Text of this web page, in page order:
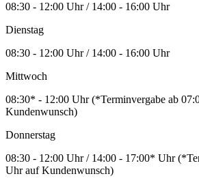
08:30 - 12:00 Uhr / 14:00 - 16:00 Uhr
Dienstag
08:30 - 12:00 Uhr / 14:00 - 16:00 Uhr
Mittwoch
08:30* - 12:00 Uhr (*Terminvergabe ab
Kundenwunsch)
Donnerstag
08:30 - 12:00 Uhr / 14:00 - 17:00* Uhr
Uhr auf Kundenwunsch)